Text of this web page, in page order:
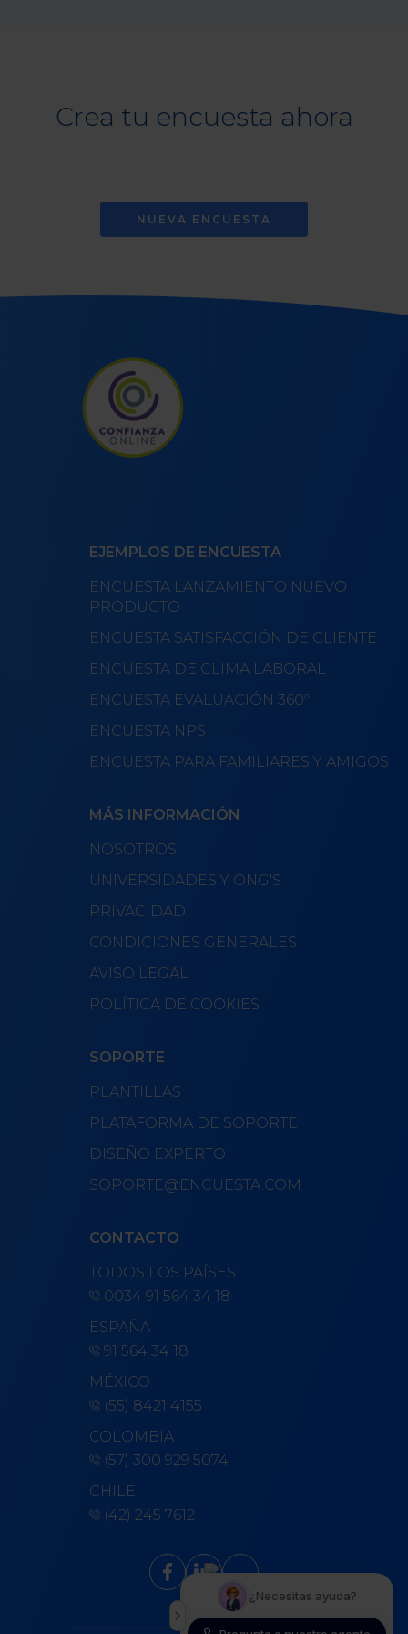
Crea tu encuesta ahora
NUEVA ENCUESTA
EJEMPLOS DE ENCUESTA
ENCUESTA LANZAMIENTO NUEVO
PRODUCTO
ENCUESTA SATISFACCIÓN DE CLIENTE
ENCUESTA DE CLIMA LABORAL
ENCUESTA EVALUACIÓN 360º
ENCUESTA NPS
ENCUESTA PARA FAMILIARES Y AMIGOS
MÁS INFORMACIÓN
NOSOTROS
UNIVERSIDADES Y ONG'S
PRIVACIDAD
CONDICIONES GENERALES
AVISO LEGAL
POLÍTICA DE COOKIES
SOPORTE
PLANTILLAS
PLATAFORMA DE SOPORTE
DISEÑO EXPERTO
SOPORTE@ENCUESTA.COM
CONTACTO
TODOS LOS PAÍSES
0034 91 564 34 18
ESPAÑA
91 564 34 18
MÉXICO
(55) 8421 4155
COLOMBIA
(57) 300 929 5074
CHILE
(42) 245 7612
keyboard_arrow_up